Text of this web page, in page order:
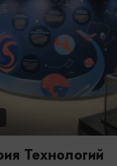
Технологий